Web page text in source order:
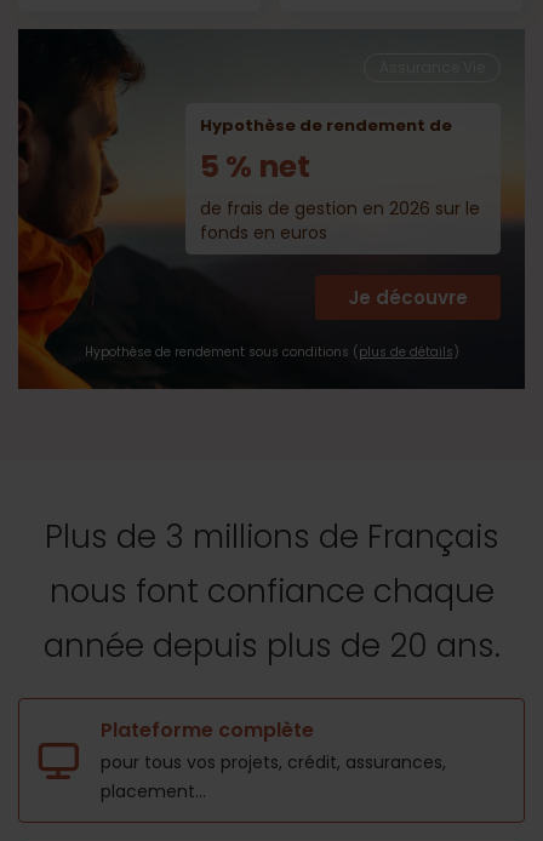
Hypothèse de rendement de
5 % net
de frais de gestion en 2026 sur le
fonds en euros
Hypothèse de rendement sous conditions ( plus de détails )
Je découvre
Plus de 3 millions de Français
nous font confiance chaque
année depuis plus de 20 ans.
Plateforme complète
pour tous vos projets, crédit, assurances,
placement...